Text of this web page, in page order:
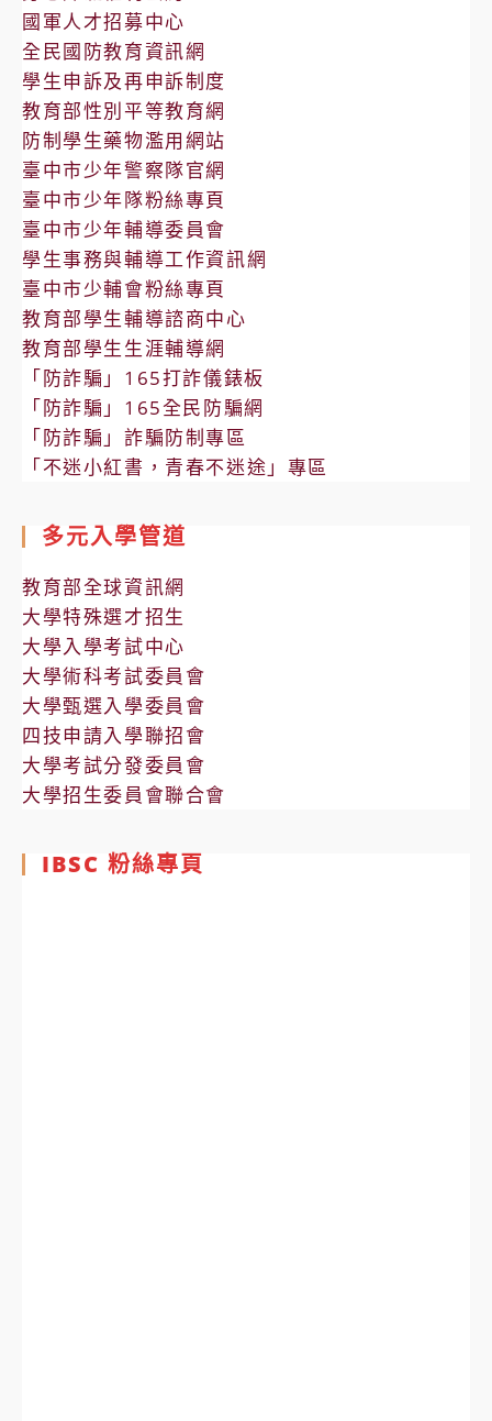
國軍人才招募中心
全民國防教育資訊網
學生申訴及再申訴制度
教育部性別平等教育網
防制學生藥物濫用網站
臺中市少年警察隊官網
臺中市少年隊粉絲專頁
臺中市少年輔導委員會
學生事務與輔導工作資訊網
臺中市少輔會粉絲專頁
教育部學生輔導諮商中心
教育部學生生涯輔導網
「防詐騙」165打詐儀錶板
「防詐騙」165全民防騙網
「防詐騙」詐騙防制專區
「不迷小紅書，青春不迷途」專區
多元入學管道
教育部全球資訊網
大學特殊選才招生
大學入學考試中心
大學術科考試委員會
大學甄選入學委員會
四技申請入學聯招會
大學考試分發委員會
大學招生委員會聯合會
IBSC 粉絲專頁